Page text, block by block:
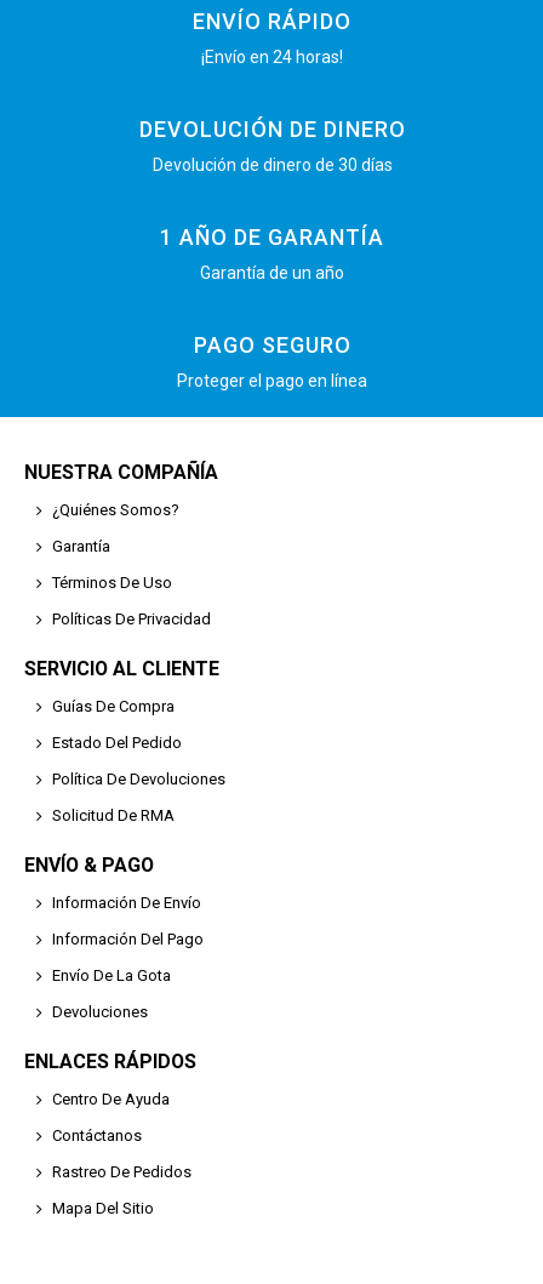
ENVÍO RÁPIDO
¡Envío en 24 horas!
DEVOLUCIÓN DE DINERO
Devolución de dinero de 30 días
1 AÑO DE GARANTÍA
Garantía de un año
PAGO SEGURO
Proteger el pago en línea
NUESTRA COMPAÑÍA
¿Quiénes Somos?
Garantía
Términos De Uso
Políticas De Privacidad
SERVICIO AL CLIENTE
Guías De Compra
Estado Del Pedido
Política De Devoluciones
Solicitud De RMA
ENVÍO & PAGO
Información De Envío
Información Del Pago
Envío De La Gota
Devoluciones
ENLACES RÁPIDOS
Centro De Ayuda
Contáctanos
Rastreo De Pedidos
Mapa Del Sitio